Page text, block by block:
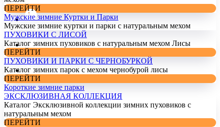
ПЕРЕЙТИ
Мужские зимние Куртки и Парки
Мужские зимние куртки и парки с натуральным мехом
ПУХОВИКИ С ЛИСОЙ
Каталог зимних пуховиков с натуральным мехом Лисы
ПЕРЕЙТИ
ПУХОВИКИ И ПАРКИ С ЧЕРНОБУРКОЙ
Каталог зимних парок с мехом чернобурой лисы
ПЕРЕЙТИ
Короткие зимние парки
ЭКСКЛЮЗИВНАЯ КОЛЛЕКЦИЯ
Каталог Эксклюзивной коллекции зимних пуховиков с
натуральным мехом
ПЕРЕЙТИ